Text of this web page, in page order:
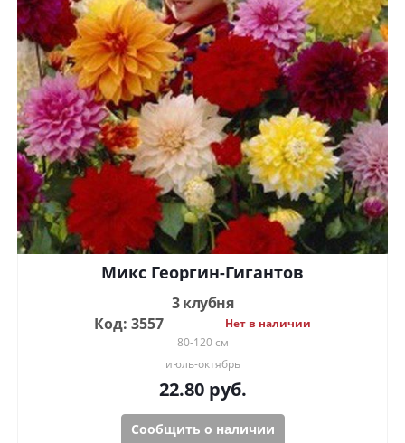
Микс Георгин-Гигантов
3 клубня
Код: 3557
Нет в наличии
80-120 см
июль-октябрь
22.80руб.
Сообщить о наличии